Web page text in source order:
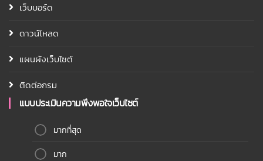
เว็บบอร์ด
ดาวน์โหลด
แผนผังเว็บไซต์
ติดต่อกรม
แบบประเมินความพึงพอใจเว็บไซต์
มากที่สุด
มาก